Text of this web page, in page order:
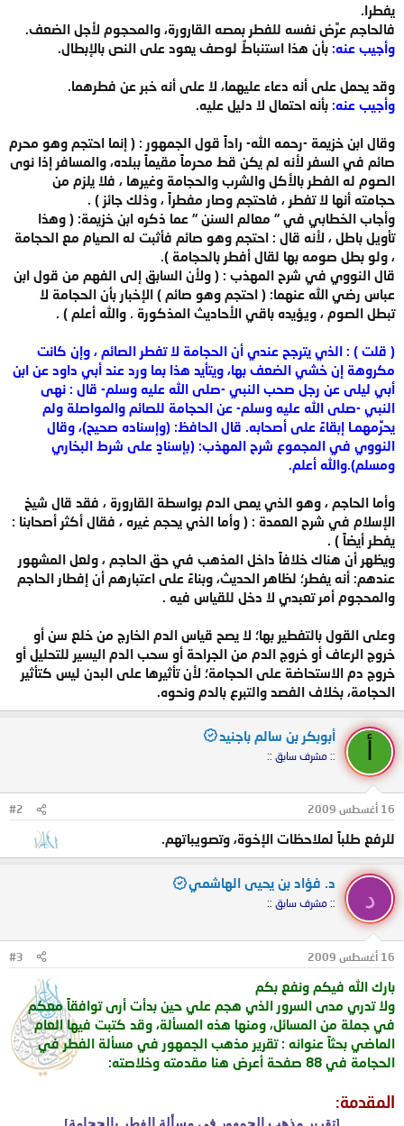
يفطرا.
فالحاجم عرَّض نفسه للفطر بمصه القارورة، والمحجوم لأجل الضعف.
وأجيب عنه: بأن هذا استنباطٌ لوصف يعود على النص بالإبطال.
وقد يحمل على أنه دعاء عليهما، لا على أنه خبر عن فطرهما.
وأجيب عنه: بأنه احتمال لا دليل عليه.
وقال ابن خزيمة -رحمه الله- راداً قول الجمهور : ( إنما احتجم وهو محرم
صائم في السفر لأنه لم يكن قط محرماً مقيماً ببلده، والمسافر إذا نوى
الصوم له الفطر بالأكل والشرب والحجامة وغيرها ، فلا يلزم من
حجامته أنها لا تفطر ، فاحتجم وصار مفطراً ، وذلك جائز ) .
وأجاب الخطابي في " معالم السنن " عما ذكره ابن خزيمة: ( وهذا
تأويل باطل ، لأنه قال : احتجم وهو صائم فأثبت له الصيام مع الحجامة
، ولو بطل صومه بها لقال أفطر بالحجامة ).
قال النووي في شرح المهذب : ( ولأن السابق إلى الفهم من قول ابن
عباس رضي الله عنهما: ( احتجم وهو صائم ) الإخبار بأن الحجامة لا
تبطل الصوم ، ويؤيده باقي الأحاديث المذكورة . والله أعلم ) .
( قلت ) : الذي يترجح عندي أن الحجامة لا تفطر الصائم ، وإن كانت
مكروهة إن خشي الضعف بها، ويتأيد هذا بما ورد عند أبي داود عن ابن
أبي ليلى عن رجل صحب النبي -صلى الله عليه وسلم- قال : نهى
النبي -صلى الله عليه وسلم- عن الحجامة للصائم والمواصلة ولم
يحرِّمهمـا إبقاءً على أصحابه. قال الحافظ: (وإسناده صحيح)، وقال
النووي في المجموع شرح المهذب: (بإسنادٍ على شرط البخاري
ومسلم).والله أعلم.
وأما الحاجم ، وهو الذي يمص الدم بواسطة القارورة ، فقد قال شيخ
الإسلام في شرح العمدة : ( وأما الذي يحجم غيره ، فقال أكثر أصحابنا :
يفطر أيضاً ) .
ويظهر أن هناك خلافاً داخل المذهب في حق الحاجم ، ولعل المشهور
عندهم: أنه يفطر؛ لظاهر الحديث، وبناءً على اعتبارهم أن إفطار الحاجم
والمحجوم أمر تعبدي لا دخل للقياس فيه .
وعلى القول بالتفطير بها؛ لا يصح قياس الدم الخارج من خلع سن أو
خروج الرعاف أو خروج الدم من الجراحة أو سحب الدم اليسير للتحليل أو
خروج دم الاستحاضة على الحجامة؛ لأن تأثيرها على البدن ليس كتأثير
الحجامة، بخلاف الفصد والتبرع بالدم ونحوه.
أبوبكر بن سالم باجنيد
:: مشرف سابق ::
16 أغسطس 2009 #2
للرفع طلباً لملاحظات الإخوة، وتصويباتهم.
د
د. فؤاد بن يحيى الهاشمي
:: مشرف سابق ::
16 أغسطس 2009 #3
بارك الله فيكم ونفع بكم
ولا تدري مدى السرور الذي هجم علي حين بدأت أرى توافقاً معكم
في جملة من المسائل، ومنها هذه المسألة، وقد كتبت فيها العام
الماضي بحثاً عنوانه : تقرير مذهب الجمهور في مسألة الفطر في
الحجامة في 88 صفحة أعرض هنا مقدمته وخلاصته:
المقدمة:
[تقرير مذهب الجمهور في مسألة الفطر بالحجامة]